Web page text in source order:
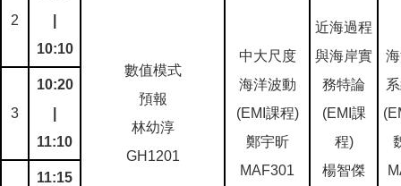
2
10:10
數值模式
預報
林幼淳
GH1201
中大尺度
海洋波動
(EMI課程)
鄭宇昕
MAF301
近海過程
與海岸實
務特論
(EMI課
程)
楊智傑
3
10:20
11:10
11:15